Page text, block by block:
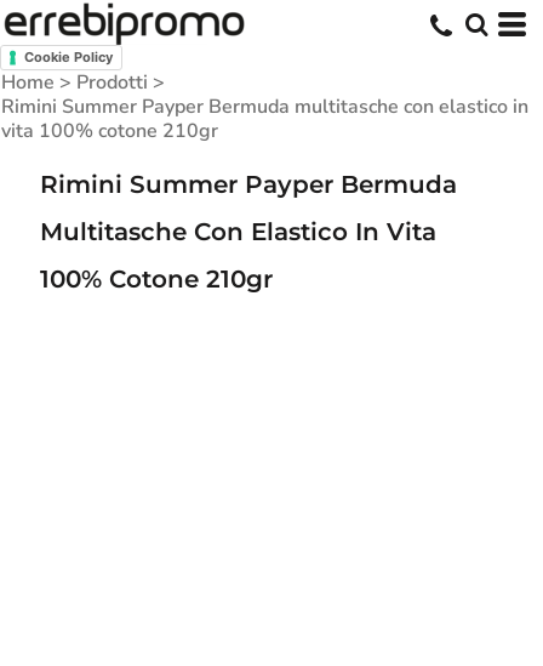
Cookie Policy
Home > Prodotti >
Rimini Summer Payper Bermuda multitasche con elastico in
vita 100% cotone 210gr
Rimini Summer Payper Bermuda
Multitasche Con Elastico In Vita
100% Cotone 210gr